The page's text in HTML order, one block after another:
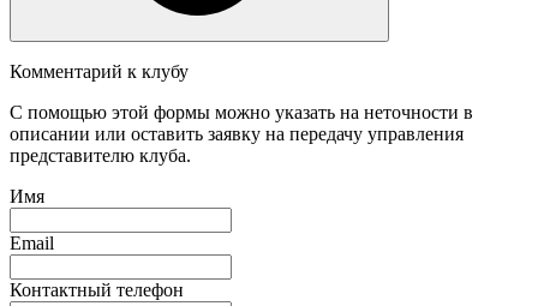
Комментарий к клубу
С помощью этой формы можно указать на неточности в
описании или оставить заявку на передачу управления
представителю клуба.
Имя
Email
Контактный телефон